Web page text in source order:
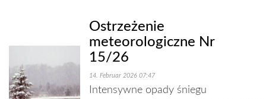
Ostrzeżenie
meteorologiczne Nr
15/26
14. Februar 2026 07:47
Intensywne opady śniegu